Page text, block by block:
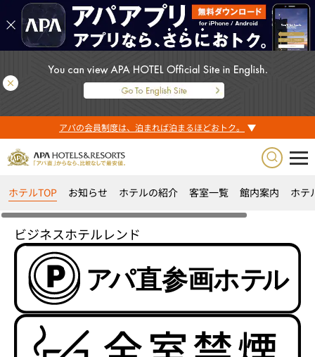
アパの会員制度は、泊まれば泊まるほどおトク。
ホテルTOP お知らせ ホテルの紹介 客室一覧 館内案内 ホテ
ビジネスホテルレンド